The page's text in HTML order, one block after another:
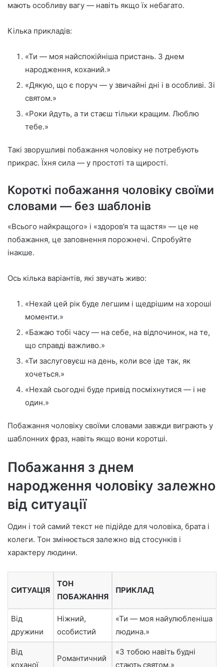
мають особливу вагу — навіть якщо їх небагато.
Кілька прикладів:
«Ти — моя найспокійніша пристань. З днем
народження, коханий.»
«Дякую, що є поруч — у звичайні дні і в особливі. Зі
святом.»
«Роки йдуть, а ти стаєш тільки кращим. Люблю
тебе.»
Такі зворушливі побажання чоловіку не потребують
прикрас. Їхня сила — у простоті та щирості.
Короткі побажання чоловіку своїми
словами — без шаблонів
«Всього найкращого» і «здоров’я та щастя» — це не
побажання, це заповнення порожнечі. Спробуйте
інакше.
Ось кілька варіантів, які звучать живо:
«Нехай цей рік буде легшим і щедрішим на хороші
моменти.»
«Бажаю тобі часу — на себе, на відпочинок, на те,
що справді важливо.»
«Ти заслуговуєш на день, коли все іде так, як
хочеться.»
«Нехай сьогодні буде привід посміхнутися — і не
один.»
Побажання чоловіку своїми словами завжди виграють у
шаблонних фраз, навіть якщо вони коротші.
Побажання з днем
народження чоловіку залежно
від ситуації
Один і той самий текст не підійде для чоловіка, брата і
колеги. Тон змінюється залежно від стосунків і
характеру людини.
СИТУАЦІЯ
ТОН
ПОБАЖАННЯ
ПРИКЛАД
Від
дружини
Ніжний,
особистий
«Ти — моя найулюбленіша
людина.»
Від
коханої
Романтичний
«З тобою навіть будні
стають святом.»